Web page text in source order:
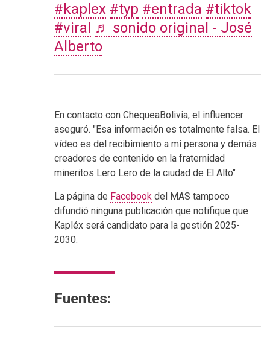
#kaplex #typ #entrada #tiktok
#viral ♬ sonido original - José
Alberto
En contacto con ChequeaBolivia, el influencer
aseguró. "Esa información es totalmente falsa. El
vídeo es del recibimiento a mi persona y demás
creadores de contenido en la fraternidad
mineritos Lero Lero de la ciudad de El Alto"
La página de Facebook del MAS tampoco
difundió ninguna publicación que notifique que
Kapléx será candidato para la gestión 2025-
2030.
Fuentes: